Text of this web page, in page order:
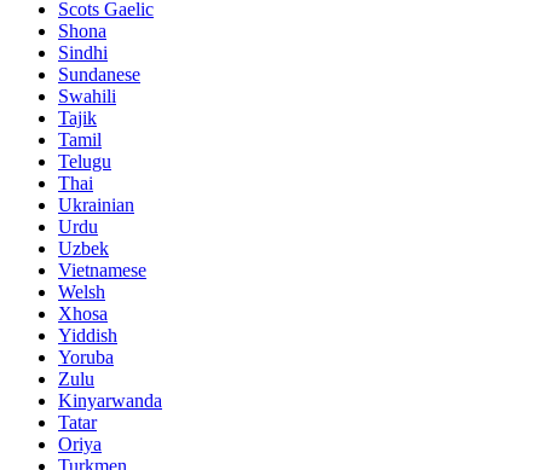
Scots Gaelic
Shona
Sindhi
Sundanese
Swahili
Tajik
Tamil
Telugu
Thai
Ukrainian
Urdu
Uzbek
Vietnamese
Welsh
Xhosa
Yiddish
Yoruba
Zulu
Kinyarwanda
Tatar
Oriya